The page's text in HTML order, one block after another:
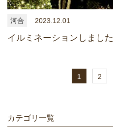
河合 2023.12.01
イルミネーションしました
1 2
カテゴリ一覧